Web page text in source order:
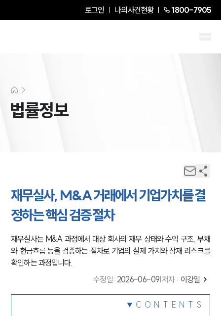
로그인 나의사건현황 1800-7905
법률정보
재무실사, M&A 거래에서 기업가치를 결
정하는 핵심 검증 절차
재무실사는 M&A 과정에서 대상 회사의 재무 상태와 수익 구조, 부채
와 현금흐름 등을 검증하는 절차로 기업의 실제 가치와 잠재 리스크를
확인하는 과정입니다.
수정일: 2026-06-09 저자 : 이강일
CONTENTS